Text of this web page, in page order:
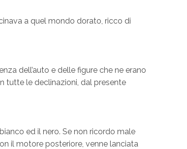
a quel mondo dorato, ricco di
dell’auto e delle figure che ne erano
tutte le declinazioni, dal presente
ed il nero. Se non ricordo male
il motore posteriore, venne lanciata